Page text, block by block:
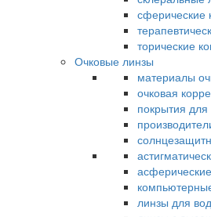
сферические
торические
Очковые линзы
материалы
очковая
покрытия
линзы для